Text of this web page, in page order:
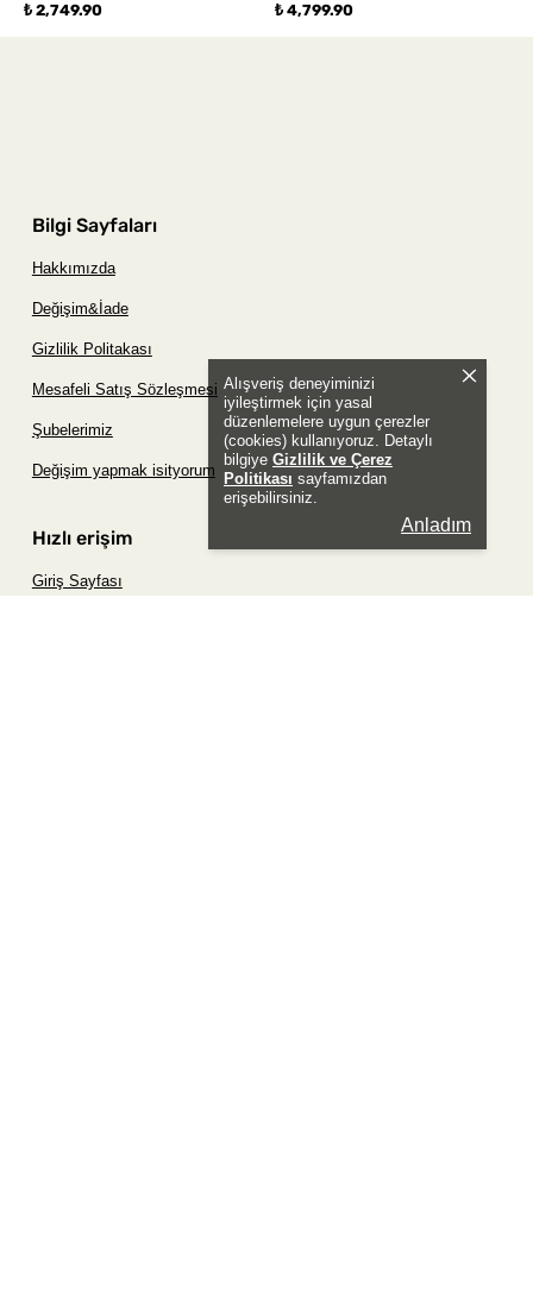
Alışveriş deneyiminizi
iyileştirmek için yasal
düzenlemelere uygun çerezler
(cookies) kullanıyoruz. Detaylı
bilgiye Gizlilik ve Çerez
Politikası sayfamızdan
erişebilirsiniz.
Anladım
₺ 2,749.90 ₺ 4,799.90
Bilgi Sayfaları
Hakkımızda
Değişim&İade
Gizlilik Politakası
Mesafeli Satış Sözleşmesi
Şubelerimiz
Değişim yapmak isityorum
Hızlı erişim
Giriş Sayfası